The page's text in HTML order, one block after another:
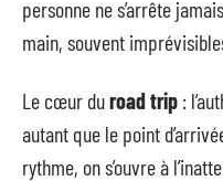
personne ne s’arrête
main, souvent
Le cœur duroad trip :
autant que le point
rythme, on s’ouvre à